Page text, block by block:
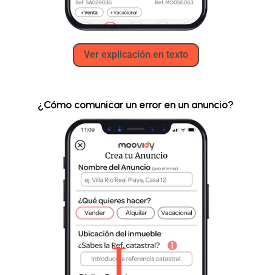
Ver explicación en texto
¿Cómo comunicar un error en un anuncio?